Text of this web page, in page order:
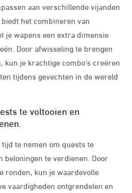
aan verschillende vijanden
het combineren van
je wapens een extra dimensie
Door afwisseling te brengen
kun je krachtige combo’s creëren
tijdens gevechten in de wereld
te voltooien en
te nemen om quests te
beloningen te verdienen. Door
ronden, kun je waardevolle
vaardigheden ontgrendelen en